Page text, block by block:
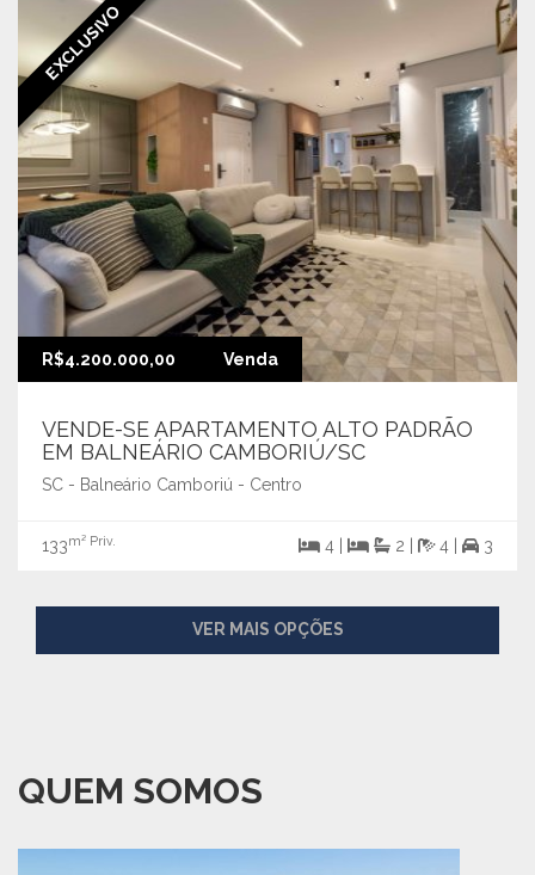
EXCLUSIVO
R$4.200.000,00 Venda
VENDE-SE APARTAMENTO ALTO PADRÃO
EM BALNEÁRIO CAMBORIÚ/SC
SC - Balneário Camboriú - Centro
133m² Priv. 4 | 2 | 4 | 3
VER MAIS OPÇÕES
QUEM SOMOS